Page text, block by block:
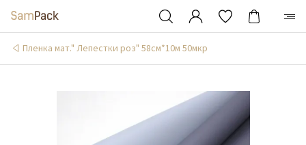
Пленка мат." Лепестки роз" 58см*10м 50мкр